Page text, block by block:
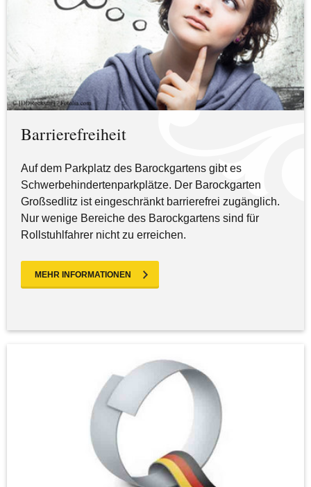
Barrierefreiheit
Auf dem Parkplatz des Barockgartens gibt es
Schwerbehindertenparkplätze. Der Barockgarten
Großsedlitz ist eingeschränkt barrierefrei zugänglich.
Nur wenige Bereiche des Barockgartens sind für
Rollstuhlfahrer nicht zu erreichen.
MEHR INFORMATIONEN